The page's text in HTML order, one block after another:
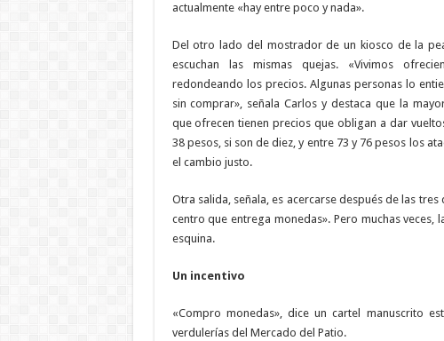
actualmente «hay entre poco y nada».
Del otro lado del mostrador de un kiosco de la
escuchan las mismas quejas. «Vivimos
redondeando los precios. Algunas personas lo
sin comprar», señala Carlos y destaca que la
que ofrecen tienen precios que obligan a dar
38 pesos, si son de diez, y entre 73 y 76 pesos los
el cambio justo.
Otra salida, señala, es acercarse después de las
centro que entrega monedas». Pero muchas
esquina.
Un incentivo
«Compro monedas», dice un cartel manuscrito
verdulerías del Mercado del Patio.